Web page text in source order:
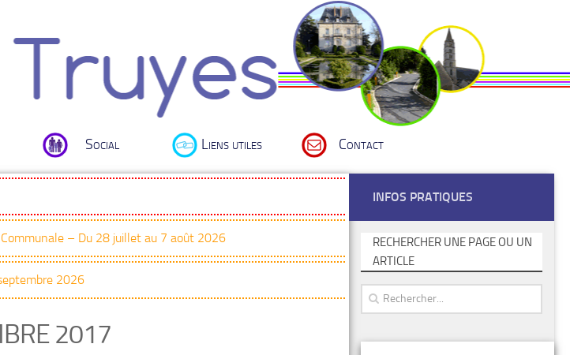
Social Liens utiles Contact
Communale – Du 28 juillet au 7 août 2026
2026
2017
INFOS PRATIQUES
RECHERCHER UNE PAGE OU UN
ARTICLE